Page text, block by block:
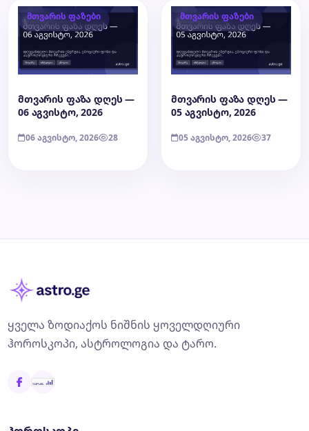
მთვარის ფაზები
მთვარის ფაზა დღეს —
06 აგვისტო, 2026
06 აგვისტო, 2026 28
მთვარის ფაზები
მთვარის ფაზა დღეს —
05 აგვისტო, 2026
05 აგვისტო, 2026 37
ყველა ზოდიაქოს ნიშნის ყოველდღიური
ჰოროსკოპი, ასტროლოგია და ტარო.